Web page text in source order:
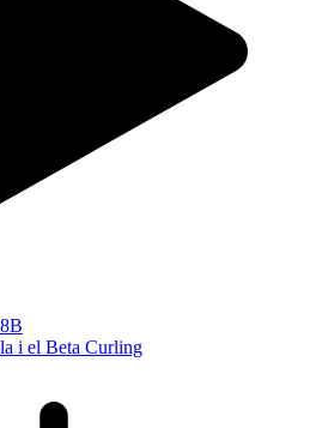
i el Beta Curling